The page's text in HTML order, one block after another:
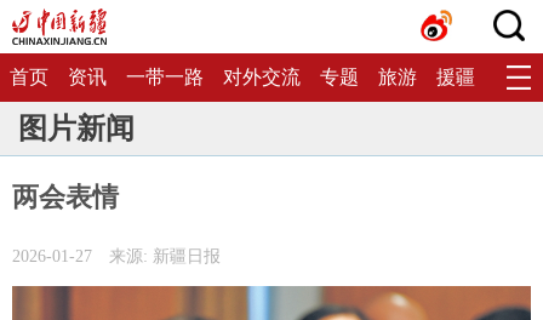
首页 资讯 一带一路 对外交流 专题 旅游 援疆 生态
图片新闻
两会表情
2026-01-27 来源: 新疆日报